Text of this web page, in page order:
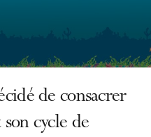
de consacrer
cycle de